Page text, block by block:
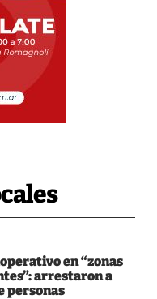
en “zonas
arrestaron a
personas